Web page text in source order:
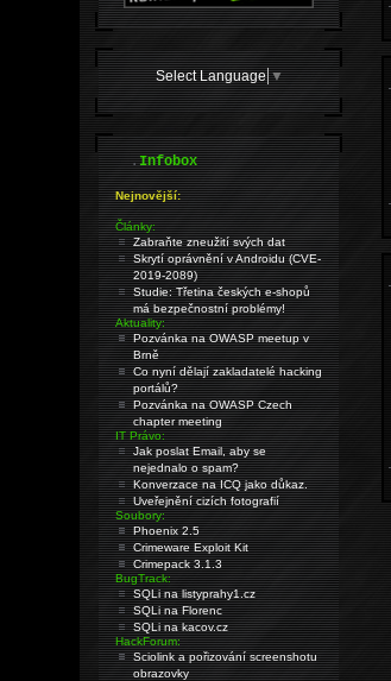
Select Language ▼
.Infobox
Nejnovější:
Články:
Zabraňte zneužití svých dat
Skrytí oprávnění v Androidu (CVE-
2019-2089)
Studie: Třetina českých e-shopů
má bezpečnostní problémy!
Aktuality:
Pozvánka na OWASP meetup v
Brně
Co nyní dělají zakladatelé hacking
portálů?
Pozvánka na OWASP Czech
chapter meeting
IT Právo:
Jak poslat Email, aby se
nejednalo o spam?
Konverzace na ICQ jako důkaz.
Uveřejnění cizích fotografií
Soubory:
Phoenix 2.5
Crimeware Exploit Kit
Crimepack 3.1.3
BugTrack:
SQLi na listyprahy1.cz
SQLi na Florenc
SQLi na kacov.cz
HackForum:
Sciolink a pořizování screenshotu
obrazovky